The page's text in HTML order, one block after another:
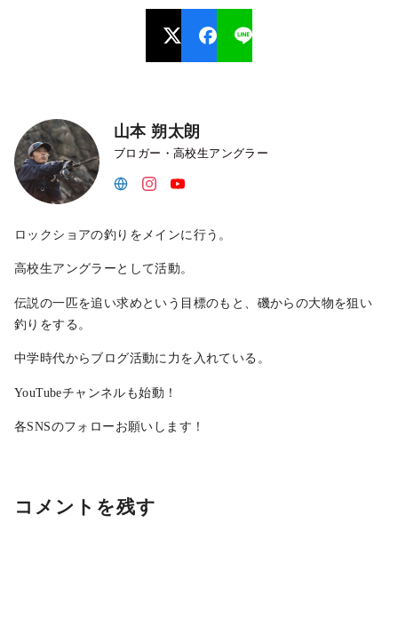
山本 朔太朗
ブロガー・高校生アングラー
ロックショアの釣りをメインに行う。
高校生アングラーとして活動。
伝説の一匹を追い求めという目標のもと、磯からの大物を狙い
釣りをする。
中学時代からブログ活動に力を入れている。
YouTubeチャンネルも始動！
各SNSのフォローお願いします！
コメントを残す